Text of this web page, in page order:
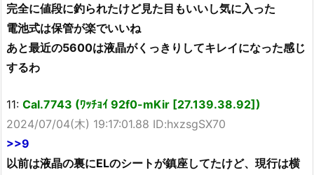
完全に値段に釣られたけど見た目もいいし気に入った
電池式は保管が楽でいいね
あと最近の5600は液晶がくっきりしてキレイになった感じ
するわ
11: Cal.7743 (ﾜｯﾁｮｲ 92f0-mKir [27.139.38.92])
2024/07/04(木) 19:17:01.88 ID:hxzsgSX70
>>9
以前は液晶の裏にELのシートが鎮座してたけど、現行は横